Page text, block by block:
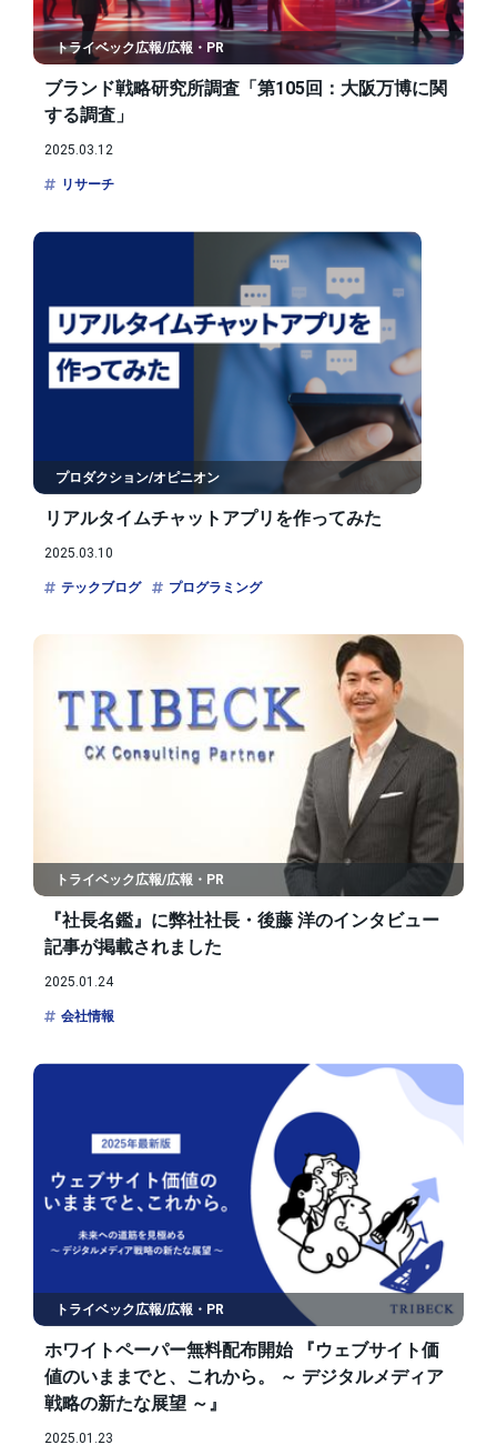
トライベック広報/広報・PR
ブランド戦略研究所調査「第105回：大阪万博に関
する調査」
2025.03.12
リサーチ
プロダクション/オピニオン
リアルタイムチャットアプリを作ってみた
2025.03.10
テックブログ プログラミング
トライベック広報/広報・PR
『社長名鑑』に弊社社長・後藤 洋のインタビュー
記事が掲載されました
2025.01.24
会社情報
トライベック広報/広報・PR
ホワイトペーパー無料配布開始 『ウェブサイト価
値のいままでと、これから。 ～ デジタルメディア
戦略の新たな展望 ～』
2025.01.23